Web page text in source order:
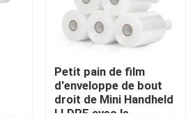
Petit pain de film
d'enveloppe de bout
droit de Mini Handheld
LLDPE avec le